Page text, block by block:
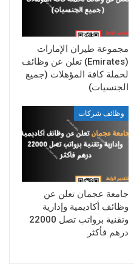
مجموعة طيران الإمارات
(Emirates) تعلن عن وظائف
لحملة كافة المؤهلات (جميع
الجنسيات)
وظائف شركات
جامعة عجمان تعلن عن
وظائف أكاديمية وإدارية
وتقنية برواتب تصل 22000
درهم فأكثر